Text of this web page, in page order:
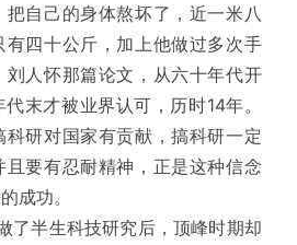
自己的身体熬坏了，近一米八
有四十公斤，加上他做过多次手
人怀那篇论文，从六十年代开
末才被业界认可，历时14年。
研对国家有贡献，搞科研一定
要有忍耐精神，正是这种信念
成功。
半生科技研究后，顶峰时期却